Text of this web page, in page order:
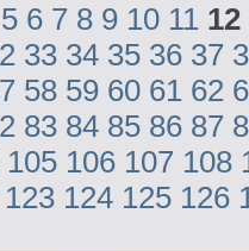
5 6 7 8 9 10 11 12
33 34 35 36 37
58 59 60 61 62
83 84 85 86 87
105 106 107 108
123 124 125 126